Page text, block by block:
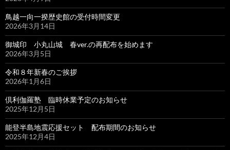
鳥越一向一揆歴史館の受付時間変更
2026年3月14日
御城印 小丸山城 春ver.の再配布を始めます
2026年3月5日
令和８年新春のご挨拶
2026年1月6日
倶利伽羅塾 臨時休業予定のお知らせ
2025年12月5日
能登半島地震応援セット 配布期間のお知らせ
2025年12月4日